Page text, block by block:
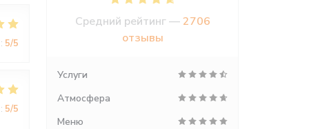
5/5
5/5
Средний рейтинг —2706
отзывы
Услуги
Атмосфера
Меню